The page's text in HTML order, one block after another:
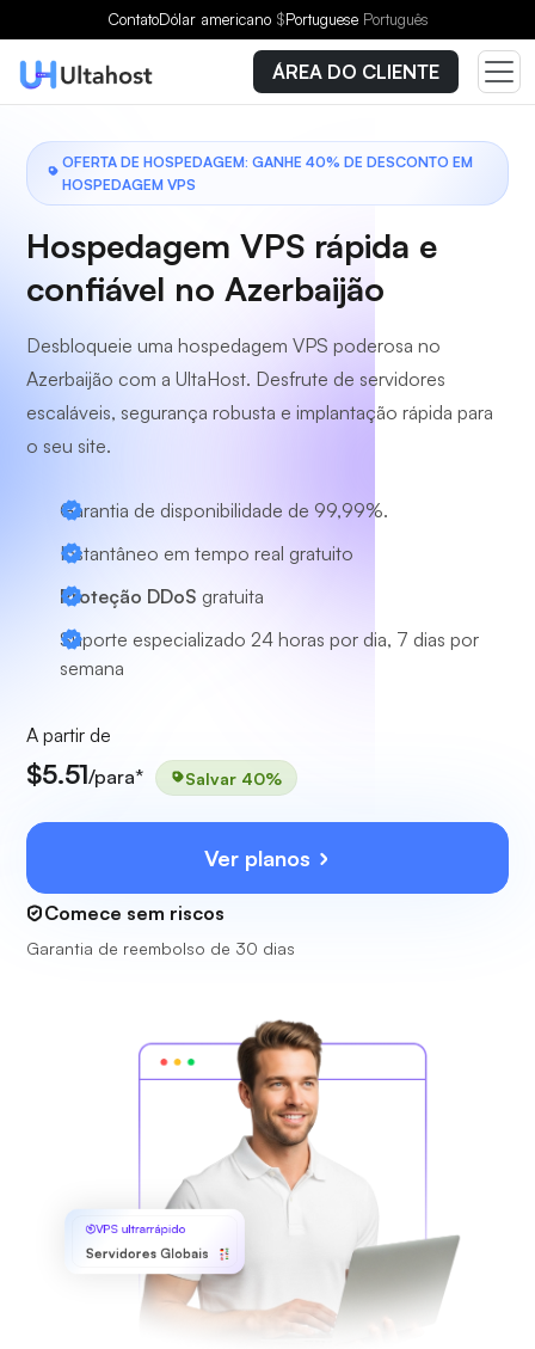
ContatoDólar americano $Portuguese Português
ÁREA DO CLIENTE
OFERTA DE HOSPEDAGEM: GANHE 40% DE DESCONTO EM
HOSPEDAGEM VPS
Hospedagem VPS rápida e
confiável no Azerbaijão
Desbloqueie uma hospedagem VPS poderosa no
Azerbaijão com a UltaHost. Desfrute de servidores
escaláveis, segurança robusta e implantação rápida para
o seu site.
Garantia de disponibilidade de 99,99%.
Instantâneo em tempo real gratuito
Proteção DDoS gratuita
Suporte especializado 24 horas por dia, 7 dias por
semana
A partir de
$5.51/para* Salvar 40%
Ver planos
Comece sem riscos
Garantia de reembolso de 30 dias
VPS ultrarrápido
Servidores Globais